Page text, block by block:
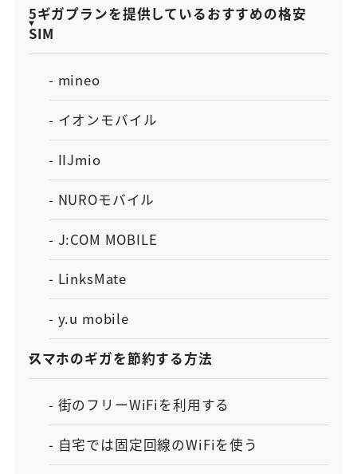
5ギガプランを提供しているおすすめの格安
SIM
- mineo
- イオンモバイル
- IIJmio
- NUROモバイル
- J:COM MOBILE
- LinksMate
- y.u mobile
スマホのギガを節約する方法
- 街のフリーWiFiを利用する
- 自宅では固定回線のWiFiを使う